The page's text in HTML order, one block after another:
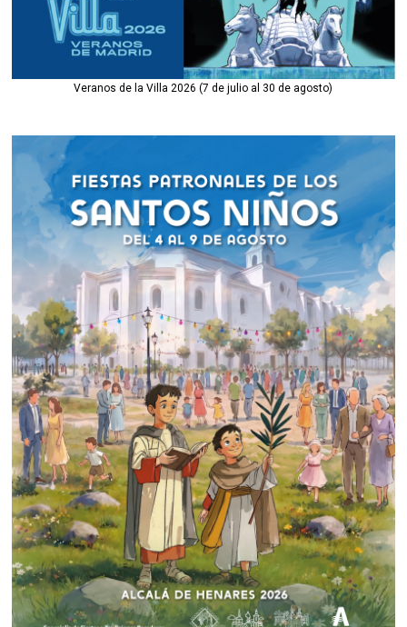
Veranos de la Villa 2026 (7 de julio al 30 de agosto)